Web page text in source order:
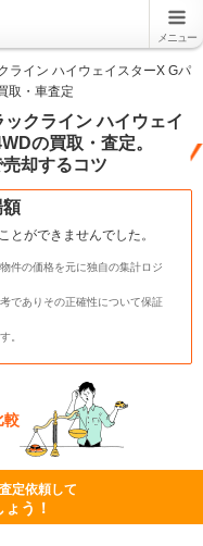
メニュー
ライン ハイウェイスターX Gパ
取・車査定
クライン ハイウェイ
の買取・査定。
却するコツ
額
とができませんでした。
件の価格を元に独自の集計ロジ
でありその正確性について保証
。
較
定依頼して
う！